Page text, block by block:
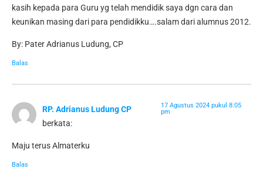
kasih kepada para Guru yg telah mendidik saya dgn cara dan
keunikan masing dari para pendidikku….salam dari alumnus 2012.
By: Pater Adrianus Ludung, CP
Balas
RP. Adrianus Ludung CP
berkata:
17 Agustus 2024 pukul 8:05
pm
Maju terus Almaterku
Balas